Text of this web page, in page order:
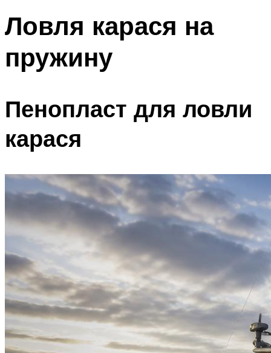
Ловля карася на
пружину
Пенопласт для ловли
карася